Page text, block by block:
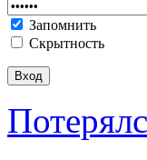
Запомнить
Скрытность